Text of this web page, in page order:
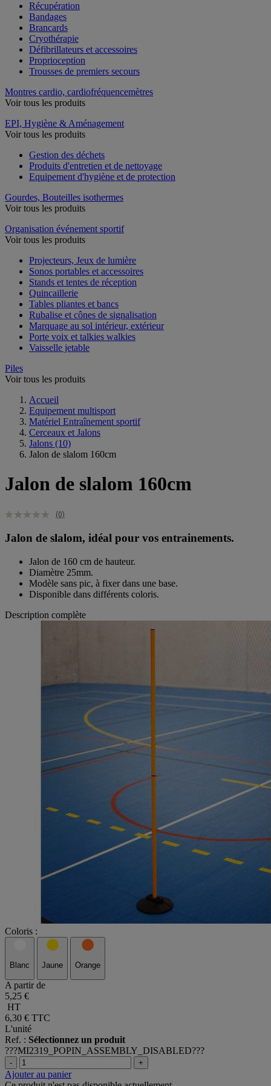
Récupération
Bandages
Brancards
Cryothérapie
Défibrillateurs et accessoires
Proprioception
Trousses de premiers secours
Montres cardio, cardiofréquencemètres
Voir tous les produits
EPI, Hygiène & Aménagement
Voir tous les produits
Gestion des déchets
Produits d'entretien et de nettoyage
Equipement d'hygiène et de protection
Gourdes, Bouteilles isothermes
Voir tous les produits
Organisation événement sportif
Voir tous les produits
Projecteurs, Jeux de lumière
Sonos portables et accessoires
Stands et tentes de réception
Quincaillerie
Tables pliantes et bancs
Rubalise et cônes de signalisation
Marquage au sol intérieur, extérieur
Porte voix et talkies walkies
Vaisselle jetable
Piles
Voir tous les produits
Accueil
Equipement multisport
Matériel Entraînement sportif
Cerceaux et Jalons
Jalons (10)
Jalon de slalom 160cm
Jalon de slalom 160cm
(0)
Jalon de slalom, idéal pour vos entrainements.
Jalon de 160 cm de hauteur.
Diamètre 25mm.
Modèle sans pic, à fixer dans une base.
Disponible dans différents coloris.
Description complète
Coloris :
Blanc Jaune Orange
A partir de
5,25 €
HT
6,30 € TTC
L'unité
Ref. : Sélectionnez un produit
???MI2319_POPIN_ASSEMBLY_DISABLED???
- +
Ajouter au panier